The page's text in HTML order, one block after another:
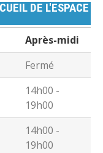
DE L'ESPACE
Après-midi
Fermé
14h00 -
19h00
14h00 -
19h00